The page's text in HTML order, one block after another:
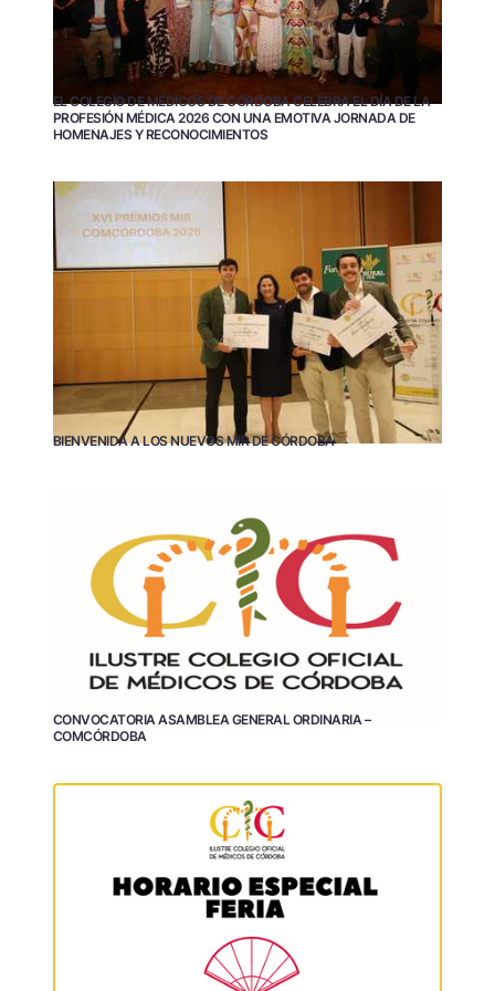
EL COLEGIO DE MÉDICOS DE CÓRDOBA CELEBRA EL DÍA DE LA
PROFESIÓN MÉDICA 2026 CON UNA EMOTIVA JORNADA DE
HOMENAJES Y RECONOCIMIENTOS
BIENVENIDA A LOS NUEVOS MIR DE CÓRDOBA
CONVOCATORIA ASAMBLEA GENERAL ORDINARIA –
COMCÓRDOBA